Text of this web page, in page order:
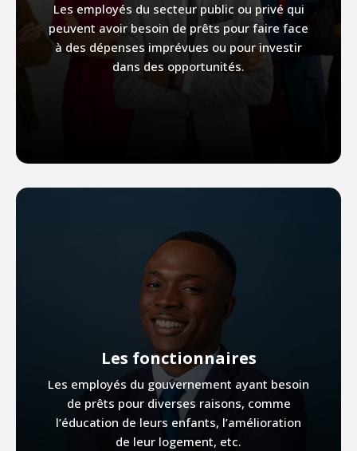
Les employés du secteur public ou privé qui
peuvent avoir besoin de prêts pour faire face
à des dépenses imprévues ou pour investir
dans des opportunités.
Les fonctionnaires
Les employés du gouvernement ayant besoin
de prêts pour diverses raisons, comme
l’éducation de leurs enfants, l’amélioration
de leur logement, etc.